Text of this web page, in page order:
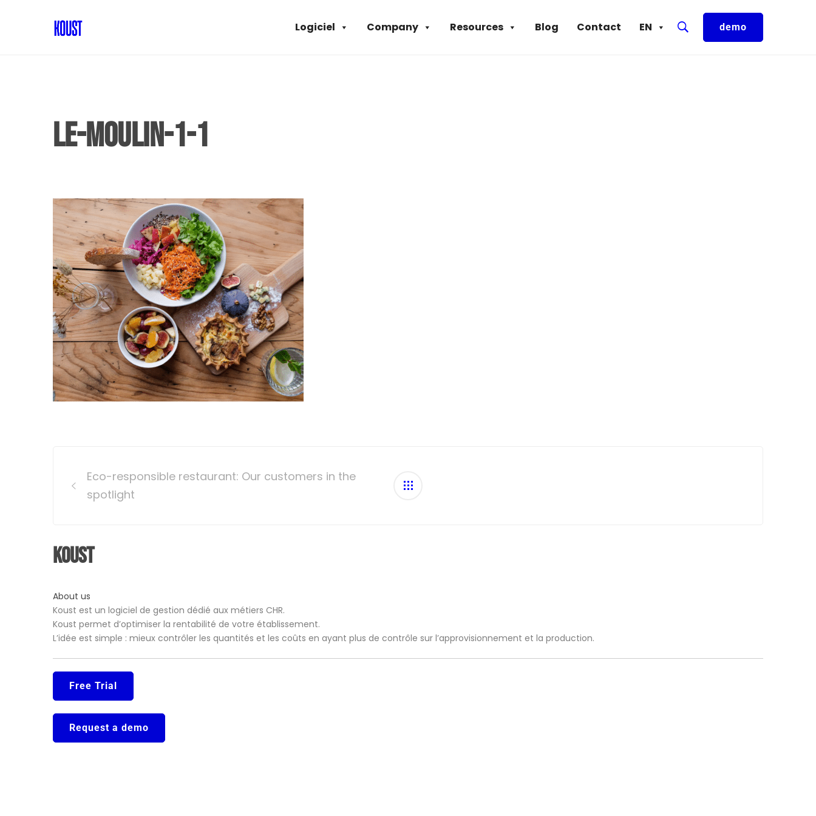
EN
Contact
Blog
Resources
Company
Logiciel demo
Le-moulin-1-1
navigation
Eco-responsible restaurant: Our customers in the
spotlight
Koust
About us
Koust est un logiciel de gestion dédié aux métiers CHR.
Koust permet d’optimiser la rentabilité de votre établissement.
L’idée est simple : mieux contrôler les quantités et les coûts en ayant plus de contrôle sur l’approvisionnement et la production.
Free Trial
Request a demo